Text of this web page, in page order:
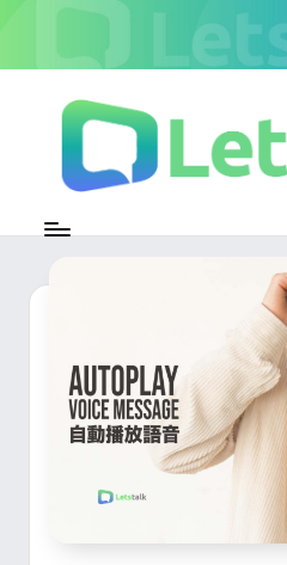
to
t
密